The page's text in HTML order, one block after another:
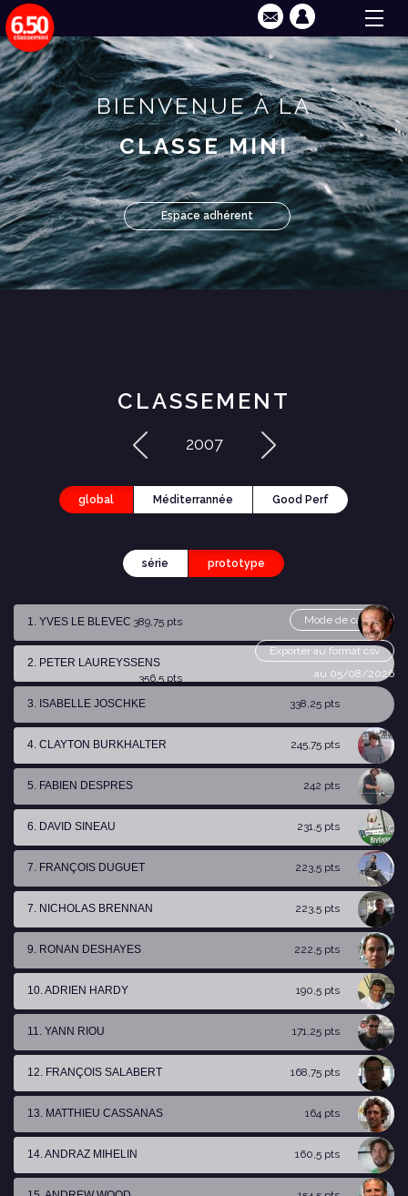
BIENVENUE À LA
CLASSE MINI
Espace adhérent
CLASSEMENT
2007
global Méditerrannée Good Perf
série prototype
Mode de calcul
Exporter au format csv
au 05/08/2026
1. YVES LE BLEVEC 389,75 pts
2. PETER LAUREYSSENS
356,5 pts
3. ISABELLE JOSCHKE
338,25 pts
4. CLAYTON BURKHALTER 245,75 pts
5. FABIEN DESPRES 242 pts
6. DAVID SINEAU 231,5 pts
7. FRANÇOIS DUGUET 223,5 pts
7. NICHOLAS BRENNAN 223,5 pts
9. RONAN DESHAYES 222,5 pts
10. ADRIEN HARDY 190,5 pts
11. YANN RIOU 171,25 pts
12. FRANÇOIS SALABERT 168,75 pts
13. MATTHIEU CASSANAS 164 pts
14. ANDRAZ MIHELIN 160,5 pts